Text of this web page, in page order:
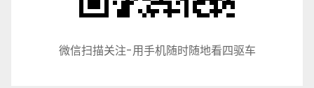
微信扫描关注-用手机随时随地看四驱车